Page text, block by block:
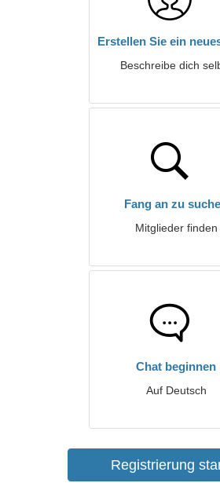
Erstellen Sie ein
Beschreibe dich
Fang an zu
Mitglieder finden
Chat beginnen
Auf Deutsch
Registrierung